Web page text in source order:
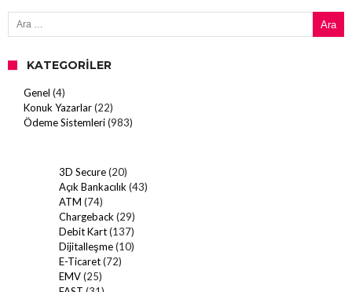
Arama:
KATEGORILER
Genel (4)
Konuk Yazarlar(22)
Ödeme Sistemleri(983)
3D Secure(20)
Açık Bankacılık (43)
ATM (74)
Chargeback (29)
Debit Kart(137)
Dijitalleşme(10)
E-Ticaret(72)
EMV(25)